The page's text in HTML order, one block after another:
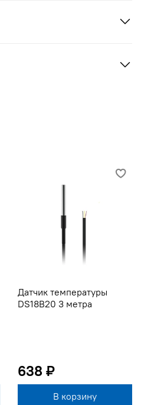
Датчик температуры
DS18B20 3 метра
638 ₽
В корзину